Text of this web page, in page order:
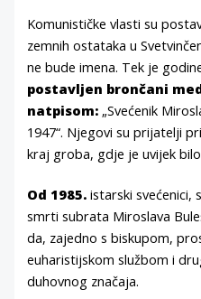
Komunističke vlasti su
zemnih ostataka u
ne bude imena. Tek je
postavljen brončani
natpisom: „Svećenik
1947“. Njegovi su prijatelji
kraj groba, gdje je uvijek
Od 1985. istarski svećenici,
smrti subrata Miroslava
da, zajedno s biskupom,
euharistijskom službom i
duhovnog značaja.